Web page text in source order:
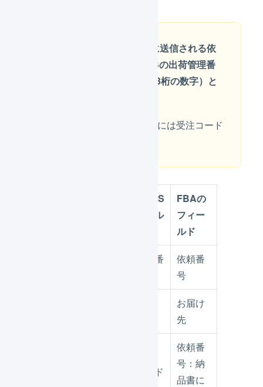
FBAマルチチャネルに送信される依
頼番号は、LOGILESSの出荷管理番
号（23からはじまる13桁の数字）と
購入者に送付される納品書には受注コード
LOGILESS
のフィール
FBAの
フィー
ルド
出荷管理番
依頼番
号
お届け
先
受注コード
依頼番
号：納
品書に